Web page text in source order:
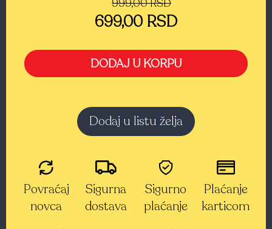
699,00 RSD
DODAJ U KORPU
Dodaj u listu želja
Povraćaj
novca
Sigurna
dostava
Sigurno
plaćanje
Plaćanje
karticom